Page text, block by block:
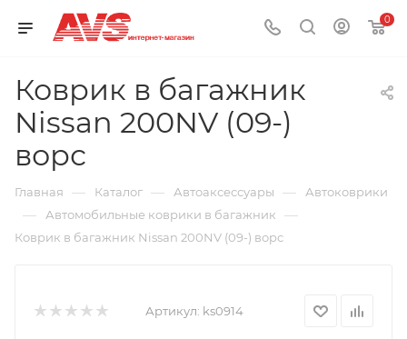
0
Коврик в багажник
Nissan 200NV (09-)
ворс
Главная — Каталог — Автоаксессуары — Автоковрики
— Автомобильные коврики в багажник —
Коврик в багажник Nissan 200NV (09-) ворс
Артикул: ks0914